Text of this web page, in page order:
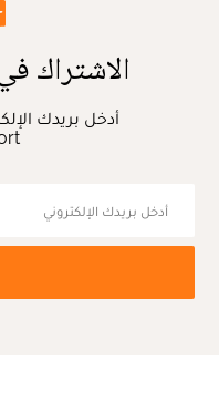
الاشتراك
أدخل بريدك